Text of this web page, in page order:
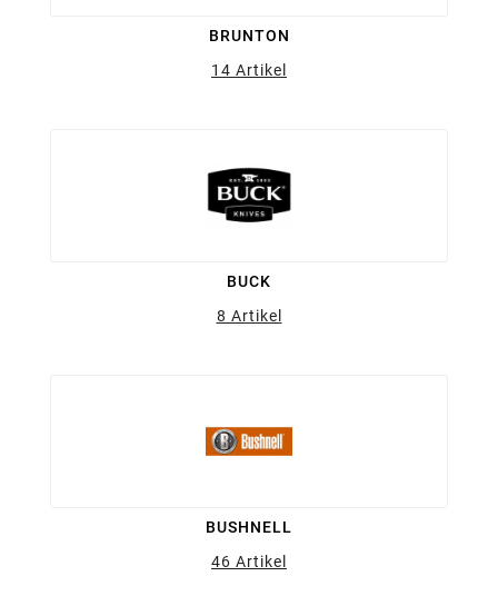
BRUNTON
14 Artikel
BUCK
8 Artikel
BUSHNELL
46 Artikel